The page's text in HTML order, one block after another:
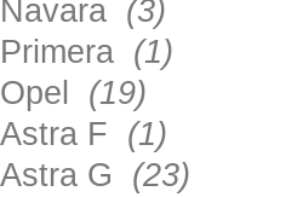
Navara (3)
Primera (1)
Opel (19)
Astra F (1)
Astra G (23)